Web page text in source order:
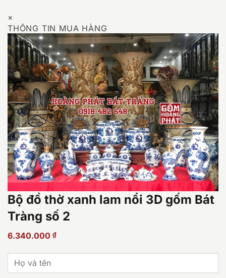
×
THÔNG TIN MUA HÀNG
Bộ đồ thờ xanh lam nổi 3D gốm Bát
Tràng số 2
6.340.000 ₫